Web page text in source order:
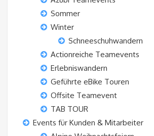
Sommer
Winter
Schneeschuhwandern
Actionreiche Teamevents
Erlebniswandern
Geführte eBike Touren
Offsite Teamevent
TAB TOUR
Events für Kunden & Mitarbeiter